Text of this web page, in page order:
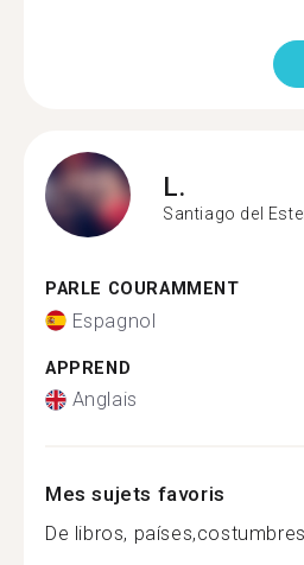
L.
Santiago del
PARLE COURAMMENT
Espagnol
APPREND
Anglais
Mes sujets favoris
De libros,